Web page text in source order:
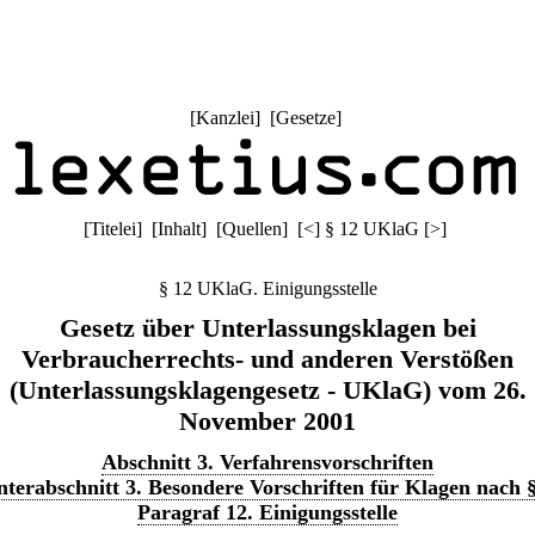
[Kanzlei] [Gesetze]
[Titelei] [Inhalt] [Quellen] [<] § 12 UKlaG [>]
§ 12 UKlaG. Einigungsstelle
Gesetz über Unterlassungsklagen bei
Verbraucherrechts- und anderen Verstößen
(Unterlassungsklagengesetz - UKlaG) vom 26.
November 2001
Abschnitt 3. Verfahrensvorschriften
3. Besondere Vorschriften für Klagen nach
Paragraf 12. Einigungsstelle